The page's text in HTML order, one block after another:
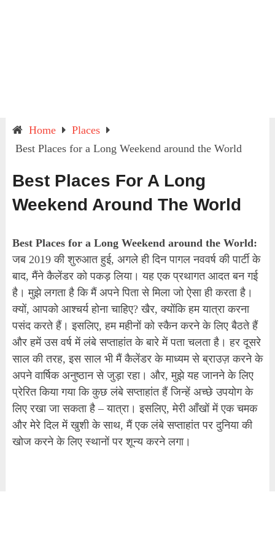
Home
Places
Best Places for a Long Weekend around the World
Best Places For A Long
Weekend Around The World
Best Places for a Long Weekend around the World:
जब 2019 की शुरुआत हुई, अगले ही दिन पागल नववर्ष की पार्टी के
बाद, मैंने कैलेंडर को पकड़ लिया। यह एक प्रथागत आदत बन गई
है। मुझे लगता है कि मैं अपने पिता से मिला जो ऐसा ही करता है।
क्यों, आपको आश्चर्य होना चाहिए? खैर, क्योंकि हम यात्रा करना
पसंद करते हैं। इसलिए, हम महीनों को स्कैन करने के लिए बैठते हैं
और हमें उस वर्ष में लंबे सप्ताहांत के बारे में पता चलता है। हर दूसरे
साल की तरह, इस साल भी मैं कैलेंडर के माध्यम से ब्राउज़ करने के
अपने वार्षिक अनुष्ठान से जुड़ा रहा। और, मुझे यह जानने के लिए
प्रेरित किया गया कि कुछ लंबे सप्ताहांत हैं जिन्हें अच्छे उपयोग के
लिए रखा जा सकता है – यात्रा। इसलिए, मेरी आँखों में एक चमक
और मेरे दिल में खुशी के साथ, मैं एक लंबे सप्ताहांत पर दुनिया की
खोज करने के लिए स्थानों पर शून्य करने लगा।